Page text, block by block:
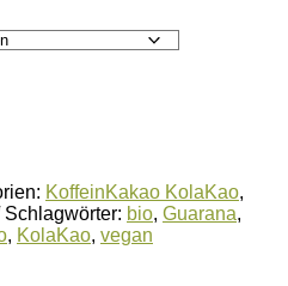
KoffeinKakao KolaKao,
Schlagwörter: bio, Guarana,
, KolaKao, vegan